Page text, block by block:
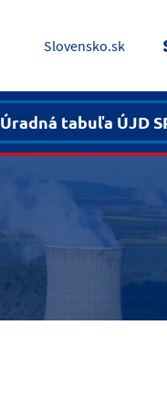
Slovensko.sk
Úradná tabuľa ÚJD